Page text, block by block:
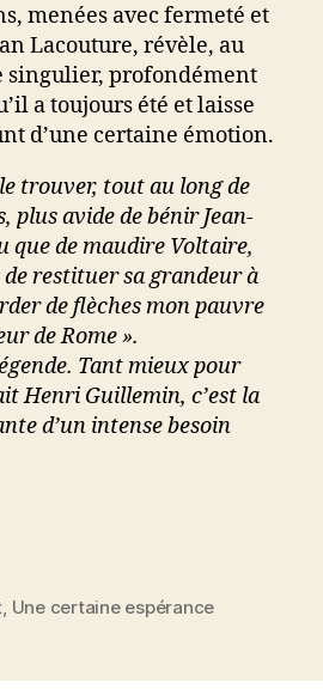
menées avec fermeté et
Lacouture, révèle, au
singulier, profondément
a toujours été et laisse
d’une certaine émotion.
le trouver, tout au long de
plus avide de bénir Jean-
que de maudire Voltaire,
restituer sa grandeur à
de flèches mon pauvre
de Rome ».
Tant mieux pour
Henri Guillemin, c’est la
d’un intense besoin
Une certaine espérance